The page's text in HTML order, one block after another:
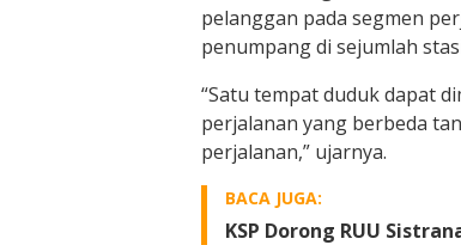
pelanggan pada segmen
penumpang di sejumlah
“Satu tempat duduk dapat
perjalanan yang berbeda
perjalanan,” ujarnya.
BACA JUGA:
KSP Dorong RUU